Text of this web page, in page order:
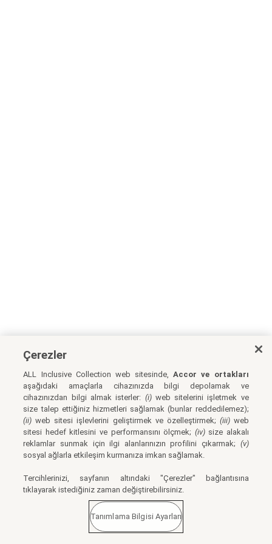
Çerezler
ALL Inclusive Collection web sitesinde,Accor ve ortakları
aşağıdaki amaçlarla cihazınızda bilgi depolamak ve
cihazınızdan bilgi almak isterler: (i)web sitelerini işletmek ve
size talep ettiğiniz hizmetleri sağlamak (bunlar reddedilemez);
(ii) web sitesi işlevlerini geliştirmek ve özelleştirmek; (iii)web
sitesi hedef kitlesini ve performansını ölçmek; (iv)size alakalı
reklamlar sunmak için ilgi alanlarınızın profilini çıkarmak; (v)
sosyal ağlarla etkileşim kurmanıza imkan sağlamak.
Tercihlerinizi, sayfanın altındaki "Çerezler" bağlantısına
tıklayarak istediğiniz zaman değiştirebilirsiniz.
Tanımlama Bilgisi Ayarları